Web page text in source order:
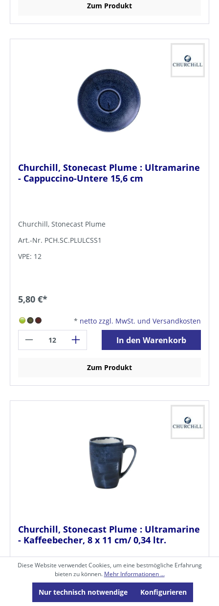
Zum Produkt
Churchill, Stonecast Plume : Ultramarine
- Cappuccino-Untere 15,6 cm
Churchill, Stonecast Plume
Art.-Nr. PCH.SC.PLULCSS1
VPE: 12
5,80 €*
* netto zzgl. MwSt. und Versandkosten
In den Warenkorb
Zum Produkt
Churchill, Stonecast Plume : Ultramarine
- Kaffeebecher, 8 x 11 cm/ 0,34 ltr.
Art.-Nr. PCH.SC.PLULVM121
Diese Website verwendet Cookies, um eine bestmögliche Erfahrung
bieten zu können. Mehr Informationen ...
Nur technisch notwendige Konfigurieren